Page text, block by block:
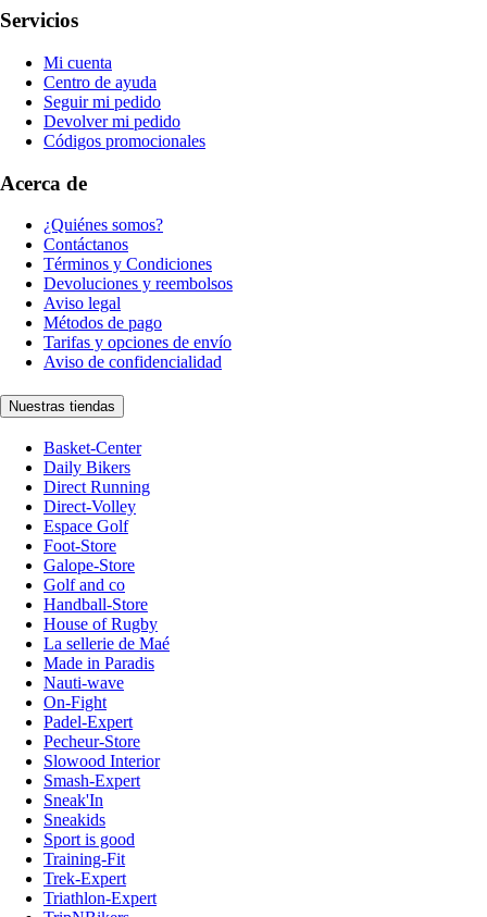
Servicios
Mi cuenta
Centro de ayuda
Seguir mi pedido
Devolver mi pedido
Códigos promocionales
Acerca de
¿Quiénes somos?
Contáctanos
Términos y Condiciones
Devoluciones y reembolsos
Aviso legal
Métodos de pago
Tarifas y opciones de envío
Aviso de confidencialidad
Nuestras tiendas
Basket-Center
Daily Bikers
Direct Running
Direct-Volley
Espace Golf
Foot-Store
Galope-Store
Golf and co
Handball-Store
House of Rugby
La sellerie de Maé
Made in Paradis
Nauti-wave
On-Fight
Padel-Expert
Pecheur-Store
Slowood Interior
Smash-Expert
Sneak'In
Sneakids
Sport is good
Training-Fit
Trek-Expert
Triathlon-Expert